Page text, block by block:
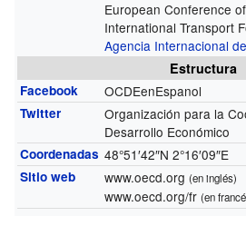
European Conference
International Transport
Agencia Internacional
Estructura
Facebook OCDEenEspanol
Twitter
Organización para la
Desarrollo Económico
Coordenadas 48°51′42″N 2°16′09″E
Sitio web www.oecd.org (en inglés)
www.oecd.org/fr (en